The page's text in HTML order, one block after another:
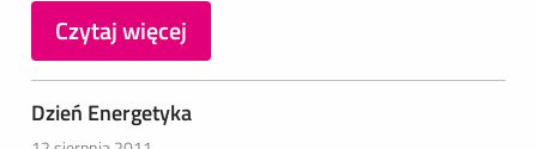
Czytaj więcej
Dzień Energetyka